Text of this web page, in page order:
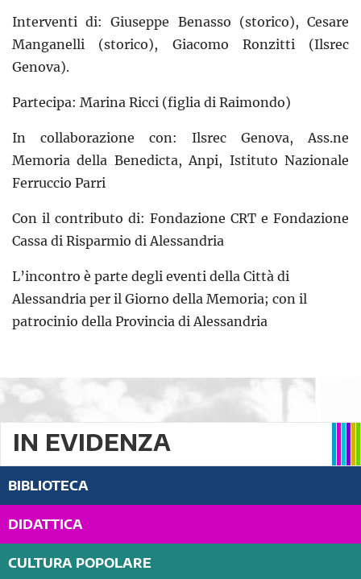
Interventi di: Giuseppe Benasso (storico), Cesare
Manganelli (storico), Giacomo Ronzitti (Ilsrec
Genova).
Partecipa: Marina Ricci (figlia di Raimondo)
In collaborazione con: Ilsrec Genova, Ass.ne
Memoria della Benedicta, Anpi, Istituto Nazionale
Ferruccio Parri
Con il contributo di: Fondazione CRT e Fondazione
Cassa di Risparmio di Alessandria
L’incontro è parte degli eventi della Città di
Alessandria per il Giorno della Memoria; con il
patrocinio della Provincia di Alessandria
IN EVIDENZA
BIBLIOTECA
DIDATTICA
CULTURA POPOLARE